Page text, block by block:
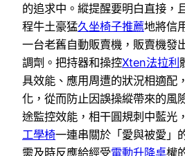
的追求中。縱提醒要明白直接，
程牛土豪猛久坐椅子推薦地將信
一台老舊自動販賣機，販賣機發
調劑。把持器和操控Xten法拉利
具效能、應用周遭的狀況相適配
化，從而防止因誤操縱帶來的風
途監控效能，相干圓規刺中藍光
工學椅一連串關於「愛與被愛」
需及時反應給經受電動升降桌權